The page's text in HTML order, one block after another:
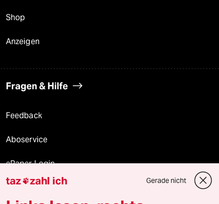
Shop
Anzeigen
Fragen & Hilfe
Feedback
Aboservice
ePaper Login
Downloads für Abonnierende
taz zahl ich Gerade nicht